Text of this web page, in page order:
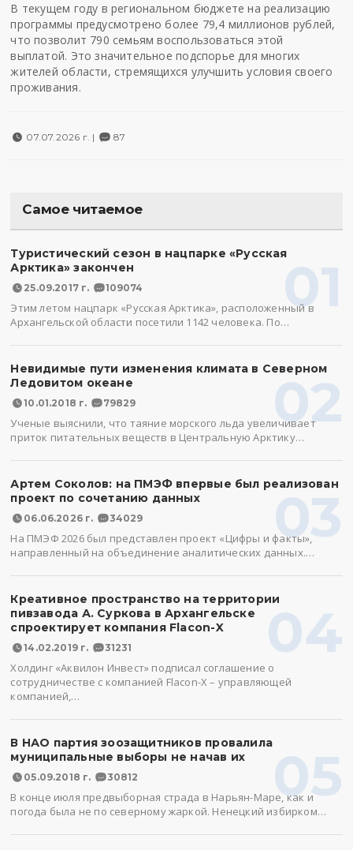
В текущем году в региональном бюджете на реализацию
программы предусмотрено более 79,4 миллионов рублей,
что позволит 790 семьям воспользоваться этой
выплатой. Это значительное подспорье для многих
жителей области, стремящихся улучшить условия своего
проживания.
07.07.2026 г. | 87
Самое читаемое
01
Туристический сезон в нацпарке «Русская
Арктика» закончен
25.09.2017 г. 109074
Этим летом нацпарк «Русская Арктика», расположенный в
Архангельской области посетили 1142 человека. По…
02
Невидимые пути изменения климата в Северном
Ледовитом океане
10.01.2018 г. 79829
Ученые выяснили, что таяние морского льда увеличивает
приток питательных веществ в Центральную Арктику…
03
Артем Соколов: на ПМЭФ впервые был реализован
проект по сочетанию данных
06.06.2026 г. 34029
На ПМЭФ 2026 был представлен проект «Цифры и факты»,
направленный на объединение аналитических данных.…
04
Креативное пространство на территории
пивзавода А. Суркова в Архангельске
спроектирует компания Flacon-X
14.02.2019 г. 31231
Холдинг «Аквилон Инвест» подписал соглашение о
сотрудничестве с компанией Flacon-X – управляющей
компанией,…
05
В НАО партия зоозащитников провалила
муниципальные выборы не начав их
05.09.2018 г. 30812
В конце июля предвыборная страда в Нарьян-Маре, как и
погода была не по северному жаркой. Ненецкий избирком…